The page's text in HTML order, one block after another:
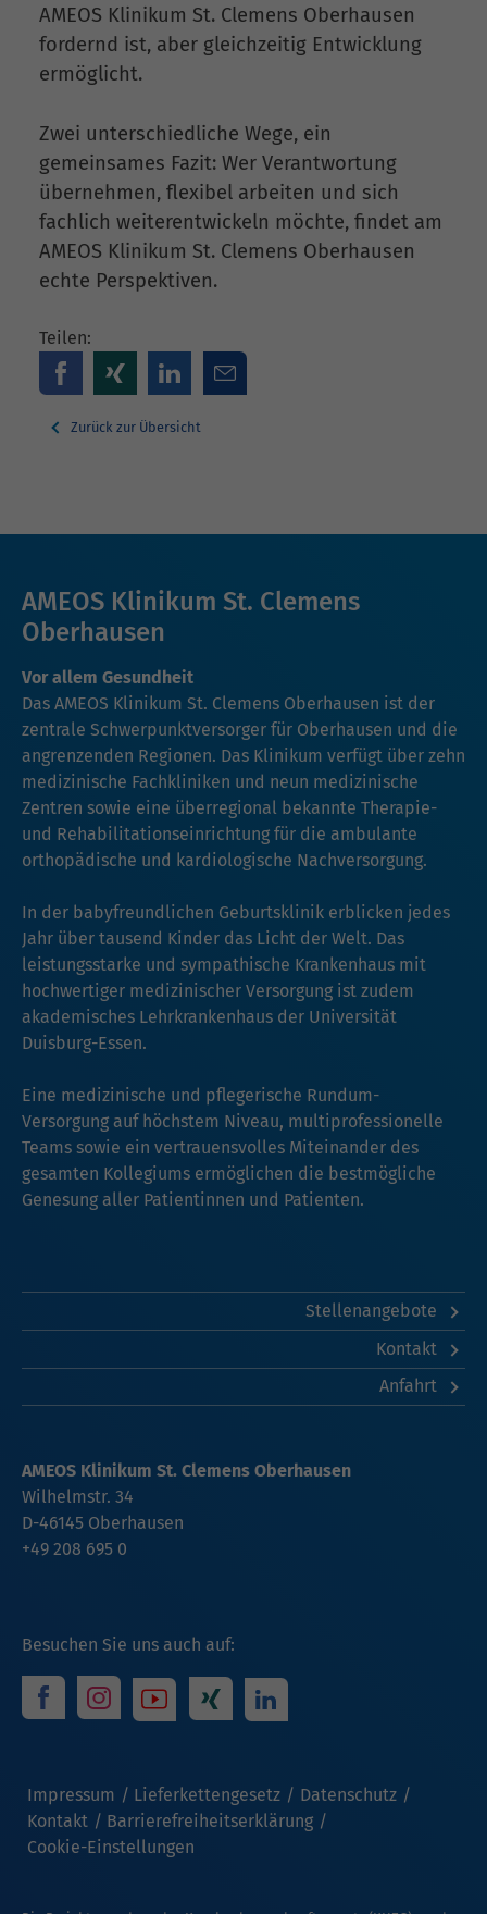
AMEOS Klinikum St. Clemens Oberhausen
fordernd ist, aber gleichzeitig Entwicklung
ermöglicht.
Zwei unterschiedliche Wege, ein
gemeinsames Fazit: Wer Verantwortung
übernehmen, flexibel arbeiten und sich
fachlich weiterentwickeln möchte, findet am
AMEOS Klinikum St. Clemens Oberhausen
echte Perspektiven.
Teilen:
Zurück zur Übersicht
AMEOS Klinikum St. Clemens
Oberhausen
Vor allem Gesundheit
Das AMEOS Klinikum St. Clemens Oberhausen ist der
zentrale Schwerpunktversorger für Oberhausen und die
angrenzenden Regionen. Das Klinikum verfügt über zehn
medizinische Fachkliniken und neun medizinische
Zentren sowie eine überregional bekannte Therapie-
und Rehabilitationseinrichtung für die ambulante
orthopädische und kardiologische Nachversorgung.
In der babyfreundlichen Geburtsklinik erblicken jedes
Jahr über tausend Kinder das Licht der Welt. Das
leistungsstarke und sympathische Krankenhaus mit
hochwertiger medizinischer Versorgung ist zudem
akademisches Lehrkrankenhaus der Universität
Duisburg-Essen.
Eine medizinische und pflegerische Rundum-
Versorgung auf höchstem Niveau, multiprofessionelle
Teams sowie ein vertrauensvolles Miteinander des
gesamten Kollegiums ermöglichen die bestmögliche
Genesung aller Patientinnen und Patienten.
Stellenangebote
Kontakt
Anfahrt
Besuchen Sie uns auch auf:
Impressum Lieferkettengesetz
Datenschutz
Kontakt
Barrierefreiheitserklärung
Cookie-Einstellungen
AMEOS Klinikum St. Clemens Oberhausen
Wilhelmstr. 34
D-46145 Oberhausen
+49 208 695 0